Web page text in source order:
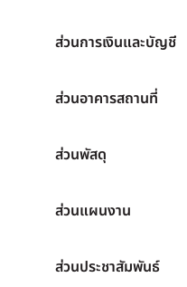
ส่วนการเงินและบัญชี
ส่วนอาคารสถานที่
ส่วนพัสดุ
ส่วนแผนงาน
ส่วนประชาสัมพันธ์